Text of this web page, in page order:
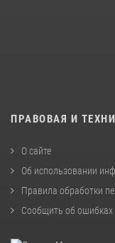
ПРАВОВАЯ И
О сайте
Об использовании
Правила обработки
Сообщить об ошибках